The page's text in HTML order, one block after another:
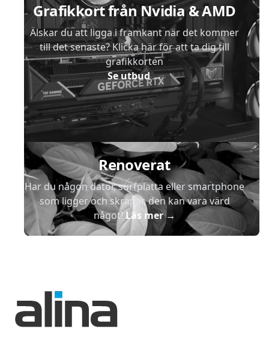
Grafikkort från Nvidia & AMD
Älskar du att ligga i framkant när det kommer
till det senaste? Klicka här för att ta dig till
grafikkorten
Se utbud→
Renoverat
Har du någon dator, surfplatta eller smartphone
som ligger och skräpar, den kan vara värd
något!Läs mer→